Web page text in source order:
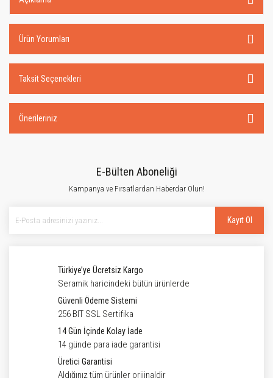
Ürün Yorumları
Taksit Seçenekleri
Önerileriniz
E-Bülten Aboneliği
Kampanya ve Fırsatlardan Haberdar Olun!
Kayıt Ol
Türkiye’ye Ücretsiz Kargo
Seramik haricindeki bütün ürünlerde
Güvenli Ödeme Sistemi
256 BIT SSL Sertifika
14 Gün İçinde Kolay İade
14 günde para iade garantisi
Üretici Garantisi
Aldığınız tüm ürünler orijinaldir